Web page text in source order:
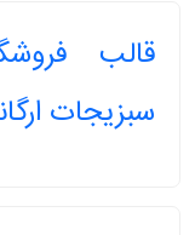
قالب
سبزیجات